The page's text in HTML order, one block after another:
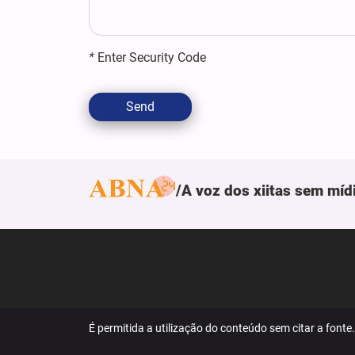
* Enter Security Code
Send
A voz dos xiitas sem
É permitida a utilização do conteúdo sem citar a fonte.